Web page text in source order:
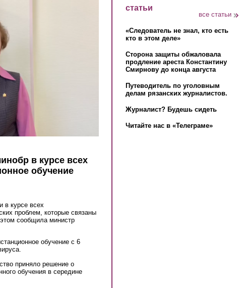
в курсе всех
обучение
в курсе всех
проблем, которые связаны
сообщила министр
обучение с 6
приняло решение о
обучения в середине
статьи
все статьи
«Следователь не знал, кто есть
кто в этом деле»
Сторона защиты обжаловала
продление ареста Константину
Смирнову до конца августа
Путеводитель по уголовным
делам рязанских журналистов.
Журналист? Будешь сидеть
Читайте нас в «Телеграме»